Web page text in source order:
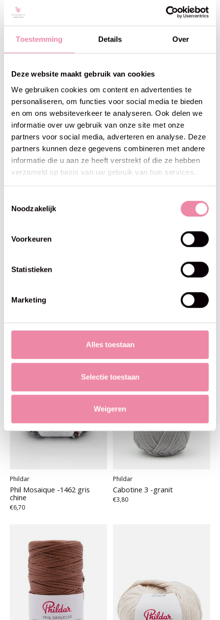
Toestemming Details Over
Deze website maakt gebruik van cookies
We gebruiken cookies om content en advertenties te
personaliseren, om functies voor social media te bieden
en om ons websiteverkeer te analyseren. Ook delen we
informatie over uw gebruik van onze site met onze
partners voor social media, adverteren en analyse. Deze
partners kunnen deze gegevens combineren met andere
informatie die u aan ze heeft verstrekt of die ze hebben
verzameld op basis van uw gebruik van hun services.
Noodzakelijk
Voorkeuren
Statistieken
Marketing
Alles toestaan
Selectie toestaan
Weigeren
Phildar
Cabotine 3 -craie
€3,80
Phildar
Phil Romance -Ecru
€4,50
Phildar
€6,00 €4,30
Phildar
Phil Mosaique -1462 gris
chine
€6,70
Phildar
Cabotine 3 -granit
€3,80